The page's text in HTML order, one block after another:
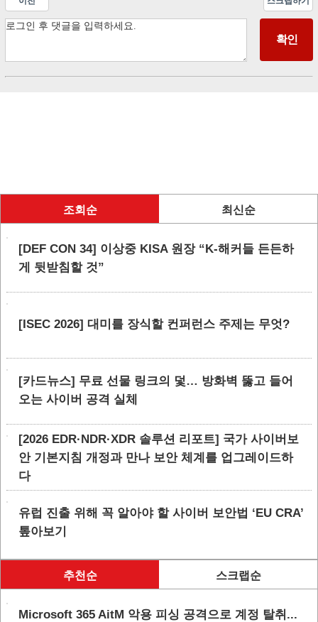
조회순 최신순
[DEF CON 34] 이상중 KISA 원장 “K-해커들 든든하
게 뒷받침할 것”
[ISEC 2026] 대미를 장식할 컨퍼런스 주제는 무엇?
[카드뉴스] 무료 선물 링크의 덫… 방화벽 뚫고 들어
오는 사이버 공격 실체
[2026 EDR·NDR·XDR 솔루션 리포트] 국가 사이버보
안 기본지침 개정과 만나 보안 체계를 업그레이드하
다
유럽 진출 위해 꼭 알아야 할 사이버 보안법 ‘EU CRA’
톺아보기
추천순 스크랩순
Microsoft 365 AitM 악용 피싱 공격으로 계정 탈취...